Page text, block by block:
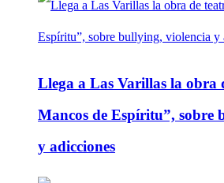
Llega a Las Varillas la obra
Mancos de Espíritu”, sobre
y adicciones